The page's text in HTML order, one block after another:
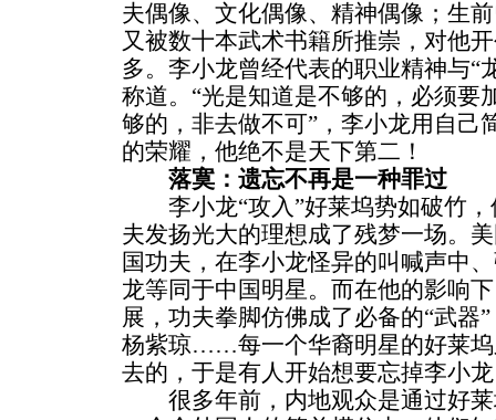
夫偶像、文化偶像、精神偶像；生
又被数十本武术书籍所推崇，对他
多。李小龙曾经代表的职业精神与“
称道。“光是知道是不够的，必须要
够的，非去做不可”，李小龙用自己
的荣耀，他绝不是天下第二！
落寞：遗忘不再是一种罪过
李小龙“攻入”好莱坞势如破竹，
夫发扬光大的理想成了残梦一场。
国功夫，在李小龙怪异的叫喊声中
龙等同于中国明星。而在他的影响
展，功夫拳脚仿佛成了必备的“武器
杨紫琼……每一个华裔明星的好莱坞
去的，于是有人开始想要忘掉李小
很多年前，内地观众是通过好莱